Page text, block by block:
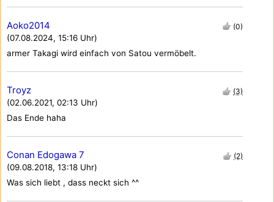
Aoko2014
(07.08.2024, 15:16 Uhr)
(0)
armer Takagi wird einfach von Satou vermöbelt.
Troyz
(02.06.2021, 02:13 Uhr)
(3)
Das Ende haha
Conan Edogawa 7
(09.08.2018, 13:18 Uhr)
(2)
Was sich liebt , dass neckt sich ^^